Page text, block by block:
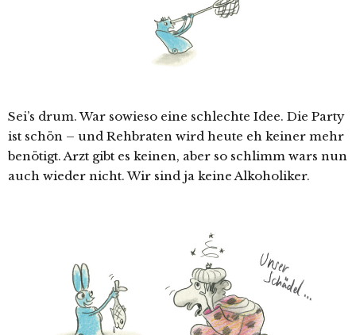
Sei’s drum. War sowieso eine schlechte Idee. Die Party
ist schön – und Rehbraten wird heute eh keiner mehr
benötigt. Arzt gibt es keinen, aber so schlimm wars nun
auch wieder nicht. Wir sind ja keine Alkoholiker.